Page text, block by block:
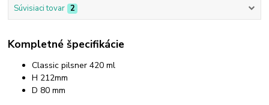
Súvisiaci tovar 2
Kompletné špecifikácie
Classic pilsner 420 ml
H 212mm
D 80 mm